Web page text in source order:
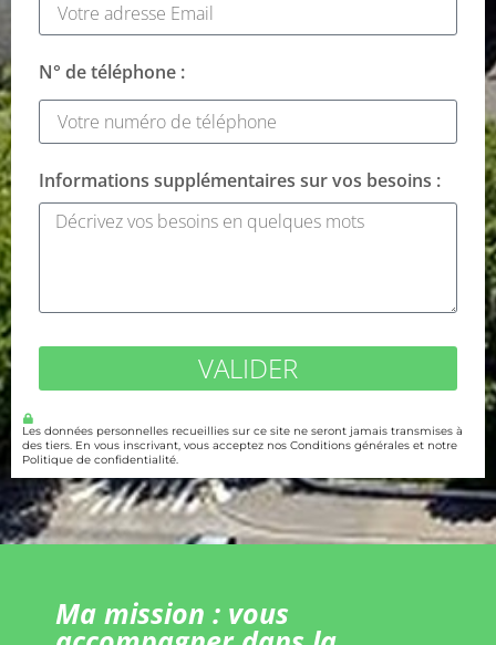
N° de téléphone :
Informations supplémentaires sur vos besoins :
VALIDER
Les données personnelles recueillies sur ce site ne seront jamais transmises à
des tiers. En vous inscrivant, vous acceptez nos Conditions générales et notre
Politique de confidentialité.
Ma mission : vous